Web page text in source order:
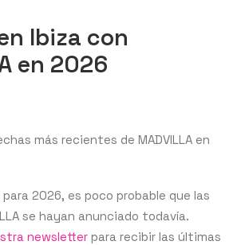
Ibiza con
en 2026
más recientes de MADVILLA en
2026, es poco probable que las
se hayan anunciado todavía.
newsletter para recibir las últimas